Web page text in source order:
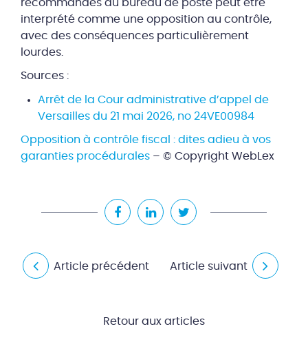
recommandés au bureau de poste peut être
interprété comme une opposition au contrôle,
avec des conséquences particulièrement
lourdes.
Sources :
Arrêt de la Cour administrative d’appel de
Versailles du 21 mai 2026, no 24VE00984
Opposition à contrôle fiscal : dites adieu à vos
garanties procédurales – © Copyright WebLex
Article précédent Article suivant
Retour aux articles